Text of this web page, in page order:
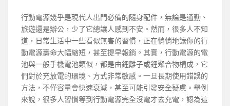
行動電源幾乎是現代人出門必備的隨身配件，無論是通勤、
旅遊還是辦公，少了它總讓人感到不安。然而，很多人不知
道，日常生活中一些看似無害的習慣，正在悄悄地讓你的行
動電源壽命大幅縮短，甚至提早報銷。其實，行動電源的電
池與一般手機電池類似，都是由鋰離子或鋰聚合物構成，它
們對於充放電的環境、方式非常敏感。一旦長期使用錯誤的
方法，不僅容量會快速衰減，甚至可能引發安全疑慮。舉例
來說，很多人習慣等到行動電源完全沒電才去充電，認為這